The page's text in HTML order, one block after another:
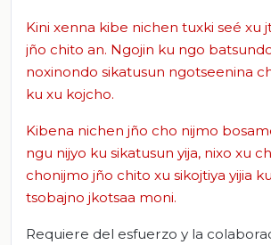
Kini xenna kibe nichen tuxki seé xu
jño chito an. Ngojin ku ngo
noxinondo sikatusun ngotseenina
ku xu kojcho.
Kibena nichen jño cho nijmo
ngu nijyo ku sikatusun yija, nixo xu
chonijmo jño chito xu sikojtiya yijia
tsobajno jkotsaa moni.
Requiere del esfuerzo y la